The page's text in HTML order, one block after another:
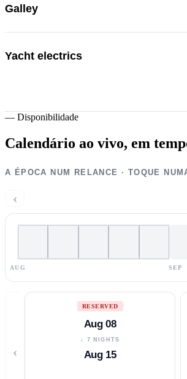
Galley
Yacht electrics
— Disponibilidade
Calendário ao vivo, em
A ÉPOCA NUM RELANCE · TOQUE
‹
AUG SEP
‹
RESERVED
Aug 08
↓ 7 NIGHTS
Aug 15